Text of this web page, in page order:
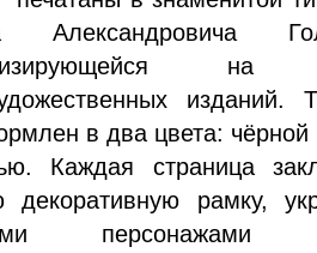
Александровича
на
изданий.
в два цвета: чёрной
Каждая страница
декоративную рамку,
персонажами